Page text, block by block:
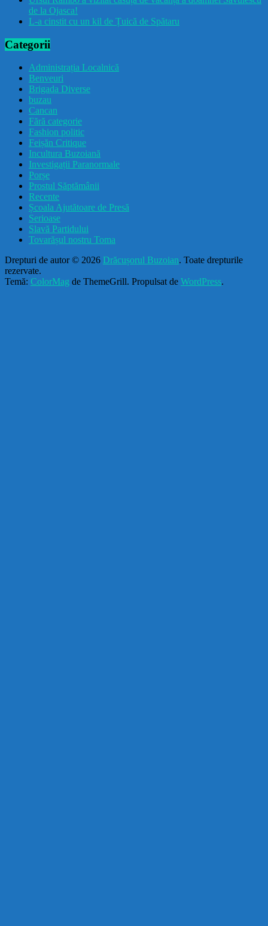
de la Ojasca!
L-a cinstit cu un kil de Țuică de Spătaru
Categorii
Administrația Localnică
Benveuri
Brigada Diverse
buzau
Cancan
Fără categorie
Fashion politic
Feișăn Critique
Incultura Buzoiană
Investigații Paranormale
Porșe
Prostul Săptămânii
Recente
Școala Ajutătoare de Presă
Serioase
Slavă Partidului
Tovarășul nostru Toma
Drepturi de autor © 2026 Drăcușorul Buzoian. Toate drepturile
rezervate.
Temă: ColorMag de ThemeGrill. Propulsat de WordPress.